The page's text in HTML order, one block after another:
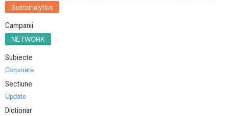
Sustainalytics
Campanii
NETWORK
Subiecte
Corporate
Sectiune
Update
Dictionar